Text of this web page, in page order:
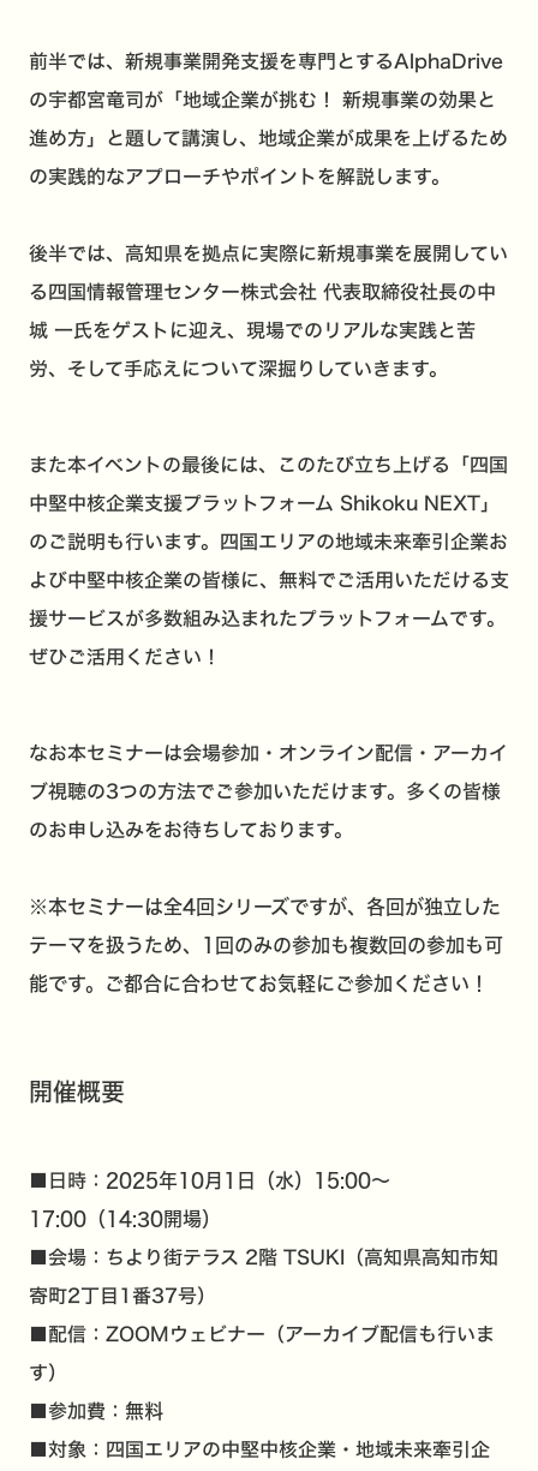
前半では、新規事業開発支援を専門とするAlphaDrive
の宇都宮竜司が「地域企業が挑む！ 新規事業の効果と
進め方」と題して講演し、地域企業が成果を上げるため
の実践的なアプローチやポイントを解説します。
後半では、高知県を拠点に実際に新規事業を展開してい
る四国情報管理センター株式会社 代表取締役社長の中
城 一氏をゲストに迎え、現場でのリアルな実践と苦
労、そして手応えについて深掘りしていきます。
また本イベントの最後には、このたび立ち上げる「四国
中堅中核企業支援プラットフォーム Shikoku NEXT」
のご説明も行います。四国エリアの地域未来牽引企業お
よび中堅中核企業の皆様に、無料でご活用いただける支
援サービスが多数組み込まれたプラットフォームです。
ぜひご活用ください！
なお本セミナーは会場参加・オンライン配信・アーカイ
ブ視聴の3つの方法でご参加いただけます。多くの皆様
のお申し込みをお待ちしております。
※本セミナーは全4回シリーズですが、各回が独立した
テーマを扱うため、1回のみの参加も複数回の参加も可
能です。ご都合に合わせてお気軽にご参加ください！
開催概要
■日時： 2025年10月1日（水）15:00～
17:00（14:30開場）
■会場： ちより街テラス 2階 TSUKI（高知県高知市知
寄町2丁目1番37号）
■配信：ZOOMウェビナー（アーカイブ配信も行いま
す）
■参加費： 無料
■対象：四国エリアの中堅中核企業・地域未来牽引企